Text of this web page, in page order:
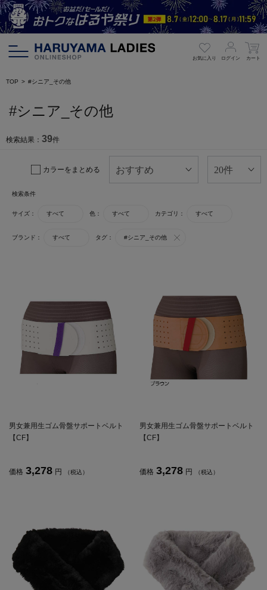
お気に入り ログイン カート
TOP #シニア_その他
#シニア_その他
検索結果： 39件
カラーをまとめる
検索条件
サイズ： すべて 色： すべて カテゴリ： すべて
ブランド： すべて タグ： #シニア_その他
男女兼用生ゴム骨盤サポートベルト
【CF】
価格 3,278 円 （税込）
男女兼用生ゴム骨盤サポートベルト
【CF】
価格 3,278 円 （税込）